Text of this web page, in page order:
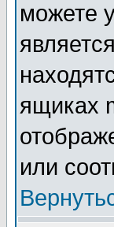
можете
ящиках
или